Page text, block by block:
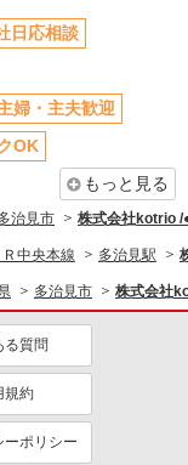
日応相談
婦・主夫歓迎
OK
もっと見る
治見市 株式会社kotrio /
Ｒ中央本線 多治見駅
多治見市 株式会社
る質問
規約
ーポリシー